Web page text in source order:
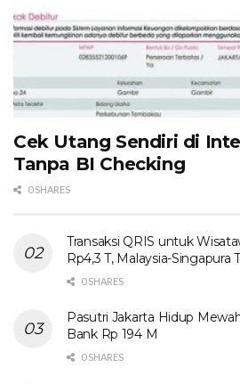
Cek Utang Sendiri di
Tanpa BI Checking
0 SHARES
Transaksi QRIS untuk
Rp4,3 T, Malaysia-Singapura
0 SHARES
Pasutri Jakarta Hidup
Bank Rp 194 M
0 SHARES